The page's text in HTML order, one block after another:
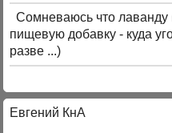
Сомневаюсь что лаванду
пищевую добавку - куда
разве ...)
Евгений КнА